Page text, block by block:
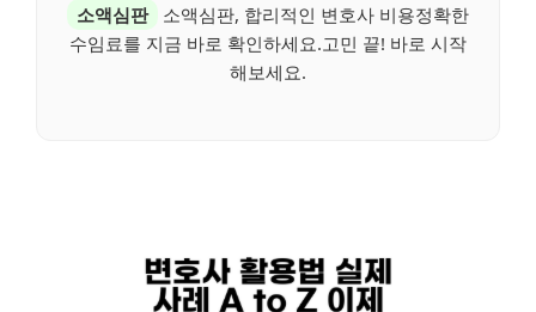
소액심판
소액심판, 합리적인 변호사 비용정확한
수임료를 지금 바로 확인하세요.고민 끝! 바로 시작
해보세요.